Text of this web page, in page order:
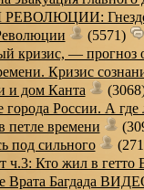
Гнездо
(5571)
кризис, — прогноз
Кризис
и дом Канта
города России. А где
петле времени
под сильного
ч.3: Кто жил в
Врата Багдада